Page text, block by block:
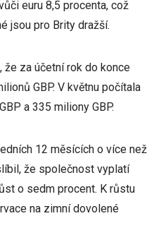
euru 8,5 procenta, což
jsou pro Brity dražší.
že za účetní rok do konce
GBP. V květnu počítala
a 335 miliony GBP.
12 měsících o více než
že společnost vyplatí
o sedm procent. K růstu
na zimní dovolené